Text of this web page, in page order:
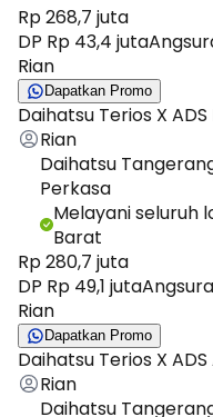
Rp 268,7 juta
DP Rp 43,4 juta
Rian
Dapatkan Promo
Daihatsu Terios X ADS
Rian
Daihatsu
Perkasa
Melayani seluruh
Barat
Rp 280,7 juta
DP Rp 49,1 juta
Rian
Dapatkan Promo
Daihatsu Terios X ADS
Rian
Daihatsu